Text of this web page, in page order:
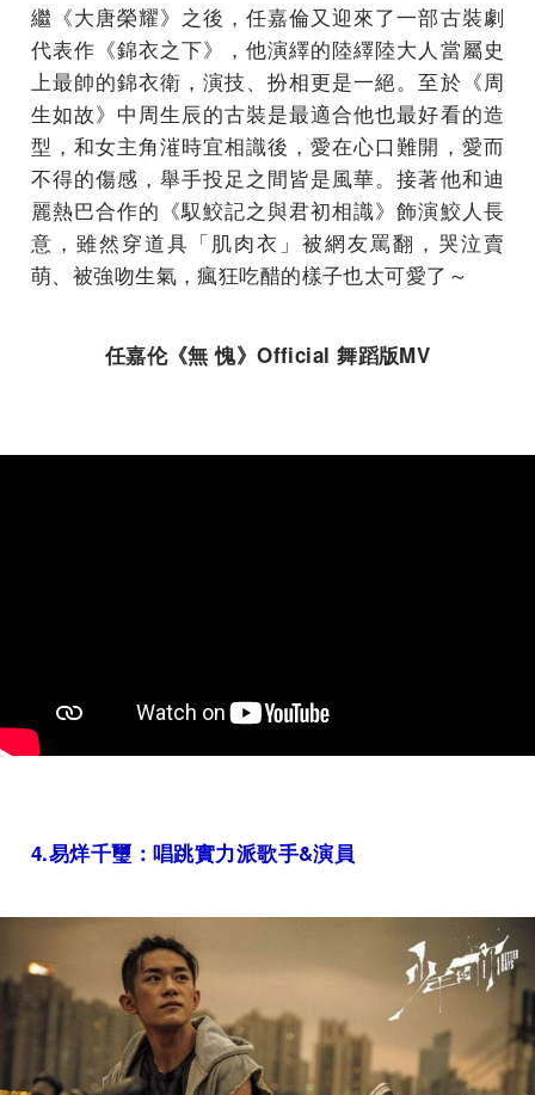
繼《大唐榮耀》之後，任嘉倫又迎來了一部古裝劇
代表作《錦衣之下》，他演繹的陸繹陸大人當屬史
上最帥的錦衣衛，演技、扮相更是一絕。至於《周
生如故》中周生辰的古裝是最適合他也最好看的造
型，和女主角漼時宜相識後，愛在心口難開，愛而
不得的傷感，舉手投足之間皆是風華。接著他和迪
麗熱巴合作的《馭鮫記之與君初相識》飾演鮫人長
意，雖然穿道具「肌肉衣」被網友罵翻，哭泣賣
萌、被強吻生氣，瘋狂吃醋的樣子也太可愛了～
任嘉伦《無 愧》Official舞蹈版MV
4.易烊千璽：唱跳實力派歌手&演員